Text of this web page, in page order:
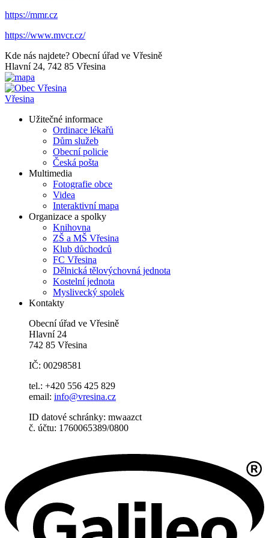
https://mmr.cz
https://www.mvcr.cz/
Kde nás najdete? Obecní úřad ve Vřesině
Hlavní 24, 742 85 Vřesina
Vřesina
Užitečné informace
Ordinace lékařů
Dům služeb
Obecní policie
Česká pošta
Multimedia
Fotografie obce
Videa
Interaktivní mapa
Organizace a spolky
Knihovna
ZŠ a MŠ Vřesina
Klub důchodců
FC Vřesina
Dělnická tělovýchovná jednota
Kostelní jednota
Myslivecký spolek
Kontakty
Obecní úřad ve Vřesině
Hlavní 24
742 85 Vřesina
IČ: 00298581
tel.: +420 556 425 829
email: info@vresina.cz
ID datové schránky: mwaazct
č. účtu: 1760065389/0800